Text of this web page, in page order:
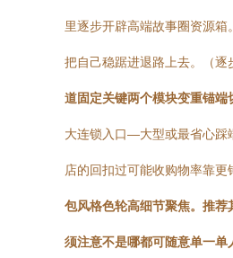
里逐步开辟高端故事圈资源
把自己稳踞进退路上去。（
道固定关键两个模块变重锚端
大连锁入口—大型或最省心踩
店的回扣过可能收购物率靠
包风格色轮高细节聚焦。推
须注意不是哪都可随意单一